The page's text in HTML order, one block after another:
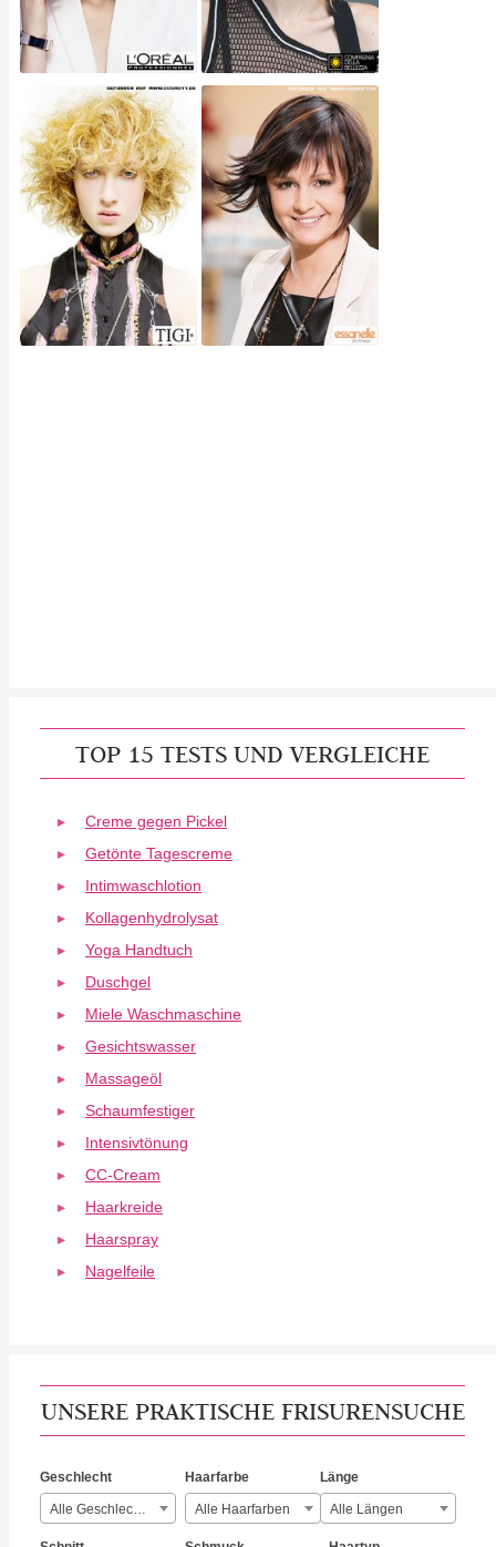
TOP 15 TESTS UND VERGLEICHE
Creme gegen Pickel
Getönte Tagescreme
Intimwaschlotion
Kollagenhydrolysat
Yoga Handtuch
Duschgel
Miele Waschmaschine
Gesichtswasser
Massageöl
Schaumfestiger
Intensivtönung
CC-Cream
Haarkreide
Haarspray
Nagelfeile
UNSERE PRAKTISCHE FRISURENSUCHE
Geschlecht
Alle Geschlechter
Haarfarbe
Alle Haarfarben
Länge
Alle Längen